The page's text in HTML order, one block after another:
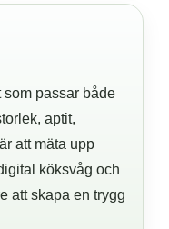
som passar både
aptit,
att mäta upp
köksvåg och
att skapa en trygg